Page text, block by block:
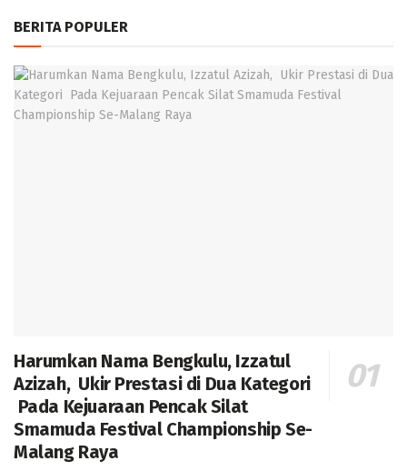
BERITA POPULER
Harumkan Nama Bengkulu, Izzatul
Azizah, Ukir Prestasi di Dua Kategori
Pada Kejuaraan Pencak Silat
Smamuda Festival Championship Se-
Malang Raya